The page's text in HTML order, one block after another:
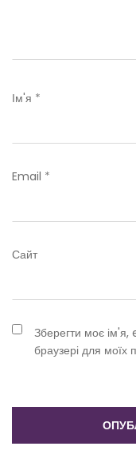
Ім'я *
Email *
Сайт
Зберегти моє
браузері для моїх